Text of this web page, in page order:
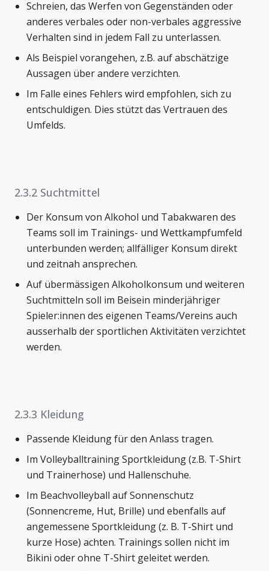
Schreien, das Werfen von Gegenständen oder
anderes verbales oder non-verbales aggressive
Verhalten sind in jedem Fall zu unterlassen.
Als Beispiel vorangehen, z.B. auf abschätzige
Aussagen über andere verzichten.
Im Falle eines Fehlers wird empfohlen, sich zu
entschuldigen. Dies stützt das Vertrauen des
Umfelds.
2.3.2 Suchtmittel
Der Konsum von Alkohol und Tabakwaren des
Teams soll im Trainings- und Wettkampfumfeld
unterbunden werden; allfälliger Konsum direkt
und zeitnah ansprechen.
Auf übermässigen Alkoholkonsum und weiteren
Suchtmitteln soll im Beisein minderjähriger
Spieler:innen des eigenen Teams/Vereins auch
ausserhalb der sportlichen Aktivitäten verzichtet
werden.
2.3.3 Kleidung
Passende Kleidung für den Anlass tragen.
Im Volleyballtraining Sportkleidung (z.B. T-Shirt
und Trainerhose) und Hallenschuhe.
Im Beachvolleyball auf Sonnenschutz
(Sonnencreme, Hut, Brille) und ebenfalls auf
angemessene Sportkleidung (z. B. T-Shirt und
kurze Hose) achten. Trainings sollen nicht im
Bikini oder ohne T-Shirt geleitet werden.